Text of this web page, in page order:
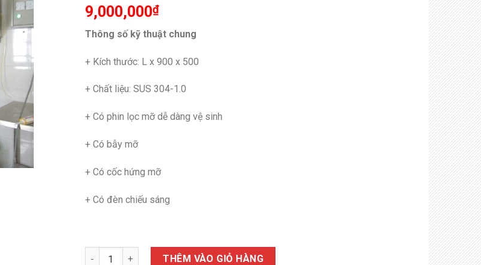
9,000,000₫
Thông số kỹ thuật chung
+ Kích thước: L x 900 x 500
+ Chất liệu: SUS 304-1.0
+ Có phin lọc mỡ dễ dàng vệ sinh
+ Có bẫy mỡ
+ Có cốc hứng mỡ
+ Có đèn chiếu sáng
Chụp hút mùi nhà bếp số lượngTHÊM VÀO GIỎ HÀNG